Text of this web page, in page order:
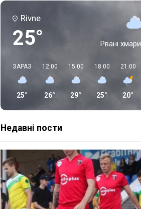
Rivne
25° Рвані хмари
ЗАРАЗ
25°
12:00
26°
15:00
29°
18:00
25°
21:00
20°
Недавні пости